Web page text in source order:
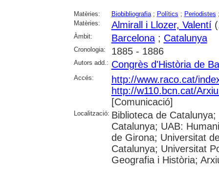
Matèries: Biobibliografia; Polítics ; Periodistes
Matèries:
Almirall i Llozer, Valentí
Àmbit: Barcelona; Catalunya
Cronologia: 1885 - 1886
Autors add.: Congrès d'Història de
Accés:
http://www.raco.cat/
http://w110.bcn.cat/
[Comunicació]
Localització: Biblioteca de
Catalunya; UAB:
de Girona; Universitat
Catalunya; Universitat
Geografia i Història;